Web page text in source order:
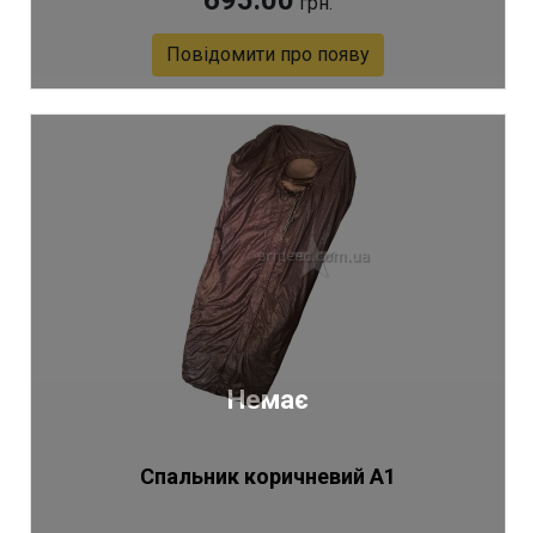
Повідомити про появу
Немає
Спальник коричневий А1